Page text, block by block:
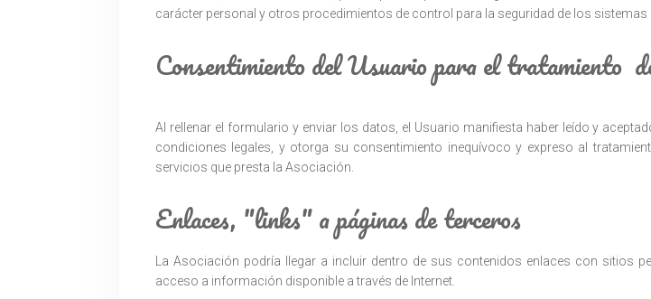
carácter personal y otros procedimientos de control para la seguridad de los sistemas
Consentimiento del Usuario para el tratamiento
Al rellenar el formulario y enviar los datos, el Usuario manifiesta haber leído y
condiciones legales, y otorga su consentimiento inequívoco y expreso al
servicios que presta la Asociación.
Enlaces, "links" a páginas de terceros
La Asociación podría llegar a incluir dentro de sus contenidos enlaces con sitios
acceso a información disponible a través de Internet.